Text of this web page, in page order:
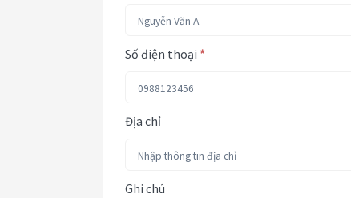
Số điện thoại *
Địa chỉ
Ghi chú